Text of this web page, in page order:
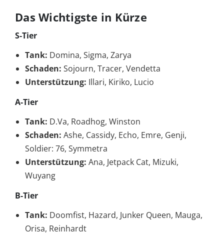
Das Wichtigste in Kürze
S-Tier
Tank: Domina, Sigma, Zarya
Schaden: Sojourn, Tracer, Vendetta
Unterstützung: Illari, Kiriko, Lucio
A-Tier
Tank: D.Va, Roadhog, Winston
Schaden: Ashe, Cassidy, Echo, Emre, Genji,
Soldier: 76, Symmetra
Unterstützung: Ana, Jetpack Cat, Mizuki,
Wuyang
B-Tier
Tank: Doomfist, Hazard, Junker Queen, Mauga,
Orisa, Reinhardt